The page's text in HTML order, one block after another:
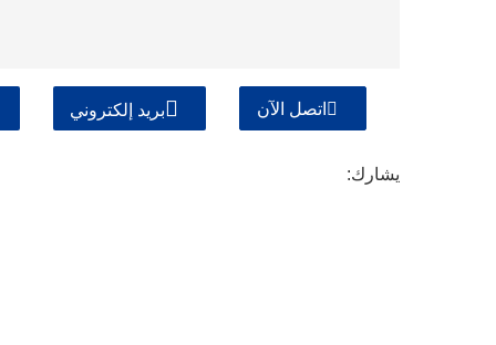
اتصل الآن بريد إلكتروني
يشارك: